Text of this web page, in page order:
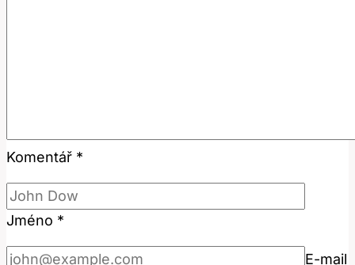
Komentář *
Jméno *
E-mail